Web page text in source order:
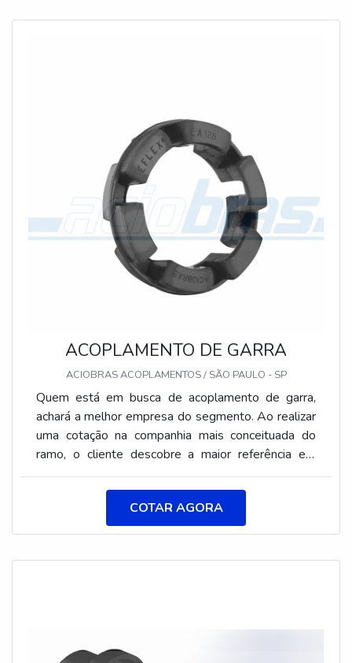
cubos abaulados com tríplice crown. Compensam
desalinhamentos angulares,radiais e axiais.
ACOPLAMENTO DE GARRA
ACIOBRAS ACOPLAMENTOS / SÃO PAULO - SP
Quem está em busca de acoplamento de garra,
achará a melhor empresa do segmento. Ao realizar
uma cotação na companhia mais conceituada do
ramo, o cliente descobre a maior referência em
bom atendimento.Quando o tema é acoplamento
de garra, com os profissionais da Aciobras
Acoplamentos o cliente encontra ótima qualidade e
comprometimento com o resultado final.ALGUNS
COTAR AGORA